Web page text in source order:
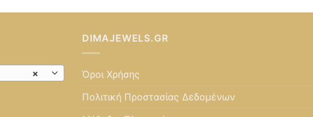
×
DIMAJEWELS.GR
Όροι Χρήσης
Πολιτική Προστασίας Δεδομένων